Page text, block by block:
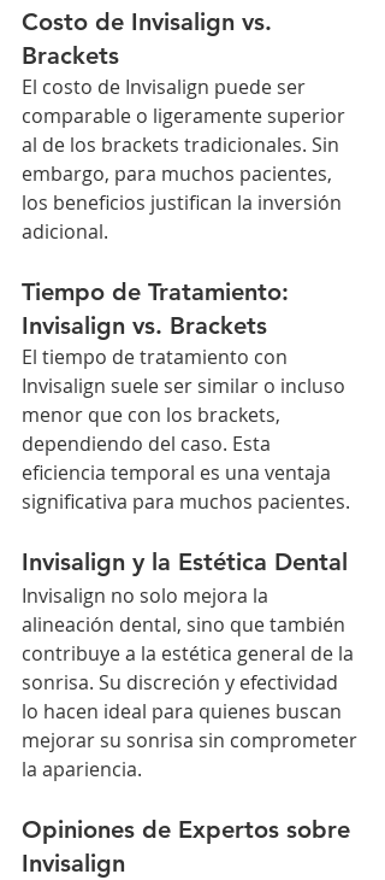
Costo de Invisalign vs.
Brackets
El costo de Invisalign puede ser
comparable o ligeramente superior
al de los brackets tradicionales. Sin
embargo, para muchos pacientes,
los beneficios justifican la inversión
adicional.
Tiempo de Tratamiento:
Invisalign vs. Brackets
El tiempo de tratamiento con
Invisalign suele ser similar o incluso
menor que con los brackets,
dependiendo del caso. Esta
eficiencia temporal es una ventaja
significativa para muchos pacientes.
Invisalign y la Estética Dental
Invisalign no solo mejora la
alineación dental, sino que también
contribuye a la estética general de la
sonrisa. Su discreción y efectividad
lo hacen ideal para quienes buscan
mejorar su sonrisa sin comprometer
la apariencia.
Opiniones de Expertos sobre
Invisalign